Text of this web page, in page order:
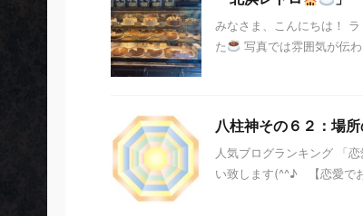
みなさま、こんにちは！
た
写真では雰囲気が伝
八柱神その６２：場所
人気ブログランキング 「
い致します(^^♪ 【恋愛で